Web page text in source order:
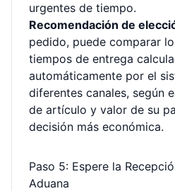
urgentes de tiempo.
Recomendación de
pedido, puede comparar
tiempos de entrega
automáticamente por el
diferentes canales, según
de artículo y valor de su
decisión más económica.
Paso 5: Espere la
Aduana